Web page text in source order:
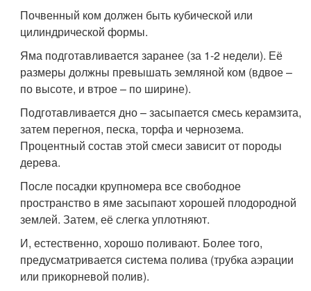
Почвенный ком должен быть кубической или
цилиндрической формы.
Яма подготавливается заранее (за 1-2 недели). Её
размеры должны превышать земляной ком (вдвое –
по высоте, и втрое – по ширине).
Подготавливается дно – засыпается смесь керамзита,
затем перегноя, песка, торфа и чернозема.
Процентный состав этой смеси зависит от породы
дерева.
После посадки крупномера все свободное
пространство в яме засыпают хорошей плодородной
землей. Затем, её слегка уплотняют.
И, естественно, хорошо поливают. Более того,
предусматривается система полива (трубка аэрации
или прикорневой полив).